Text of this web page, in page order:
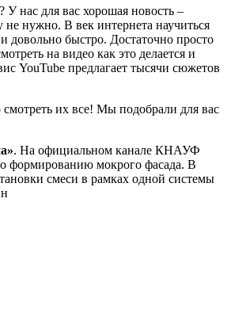
? У нас для вас хорошая новость –
не нужно. В век интернета научиться
довольно быстро. Достаточно просто
на видео как это делается и
YouTube предлагает тысячи сюжетов
их все! Мы подобрали для вас
. На официальном канале КНАУФ
формированию мокрого фасада. В
смеси в рамках одной системы